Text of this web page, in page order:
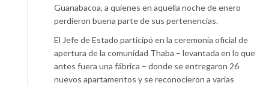
Guanabacoa, a quienes en aquella noche de enero
perdieron buena parte de sus pertenencias.
El Jefe de Estado participó en la ceremonia oficial de
apertura de la comunidad Thaba – levantada en lo que
antes fuera una fábrica – donde se entregaron 26
nuevos apartamentos y se reconocieron a varias